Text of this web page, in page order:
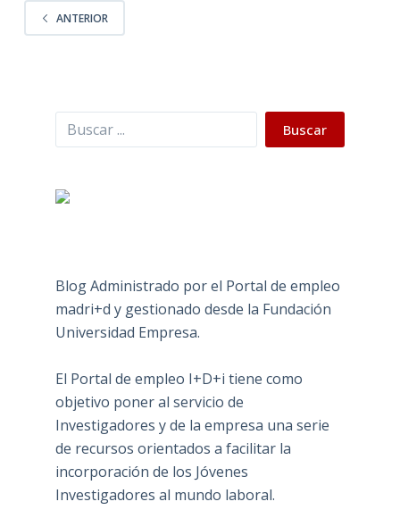
ANTERIOR
Buscar Buscar
Blog Administrado por el Portal de empleo
madri+d y gestionado desde la Fundación
Universidad Empresa.
El Portal de empleo I+D+i tiene como
objetivo poner al servicio de
Investigadores y de la empresa una serie
de recursos orientados a facilitar la
incorporación de los Jóvenes
Investigadores al mundo laboral.